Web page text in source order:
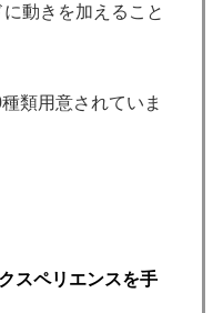
動きを加えること
類用意されていま
スペリエンスを手